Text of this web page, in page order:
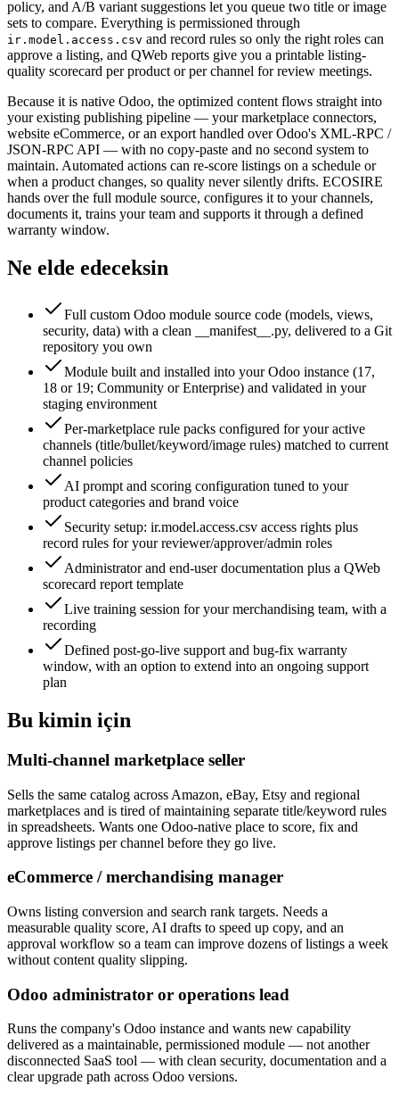
policy, and A/B variant suggestions let you queue two title or image
sets to compare. Everything is permissioned through
ir.model.access.csv and record rules so only the right roles can
approve a listing, and QWeb reports give you a printable listing-
quality scorecard per product or per channel for review meetings.
Because it is native Odoo, the optimized content flows straight into
your existing publishing pipeline — your marketplace connectors,
website eCommerce, or an export handled over Odoo's XML-RPC /
JSON-RPC API — with no copy-paste and no second system to
maintain. Automated actions can re-score listings on a schedule or
when a product changes, so quality never silently drifts. ECOSIRE
hands over the full module source, configures it to your channels,
documents it, trains your team and supports it through a defined
warranty window.
Ne elde edeceksin
Full custom Odoo module source code (models, views,
security, data) with a clean __manifest__.py, delivered to a Git
repository you own
Module built and installed into your Odoo instance (17,
18 or 19; Community or Enterprise) and validated in your
staging environment
Per-marketplace rule packs configured for your active
channels (title/bullet/keyword/image rules) matched to current
channel policies
AI prompt and scoring configuration tuned to your
product categories and brand voice
Security setup: ir.model.access.csv access rights plus
record rules for your reviewer/approver/admin roles
Administrator and end-user documentation plus a QWeb
scorecard report template
Live training session for your merchandising team, with a
recording
Defined post-go-live support and bug-fix warranty
window, with an option to extend into an ongoing support
plan
Bu kimin için
Multi-channel marketplace seller
Sells the same catalog across Amazon, eBay, Etsy and regional
marketplaces and is tired of maintaining separate title/keyword rules
in spreadsheets. Wants one Odoo-native place to score, fix and
approve listings per channel before they go live.
eCommerce / merchandising manager
Owns listing conversion and search rank targets. Needs a
measurable quality score, AI drafts to speed up copy, and an
approval workflow so a team can improve dozens of listings a week
without content quality slipping.
Odoo administrator or operations lead
Runs the company's Odoo instance and wants new capability
delivered as a maintainable, permissioned module — not another
disconnected SaaS tool — with clean security, documentation and a
clear upgrade path across Odoo versions.